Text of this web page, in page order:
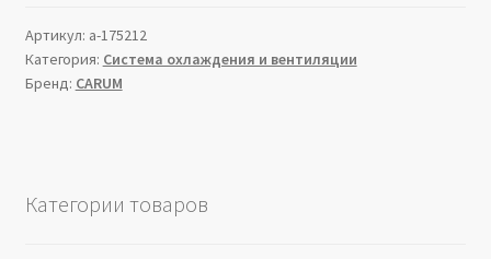
Артикул: a-175212
Категория: Система охлаждения и вентиляции
Бренд: CARUM
Категории товаров